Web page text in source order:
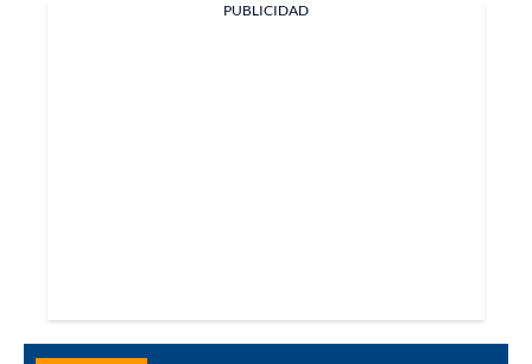
PUBLICIDAD